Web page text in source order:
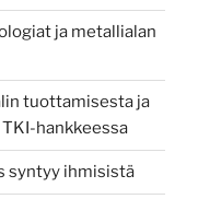
ja metallialan
tuottamisesta ja
hankkeessa
syntyy ihmisistä